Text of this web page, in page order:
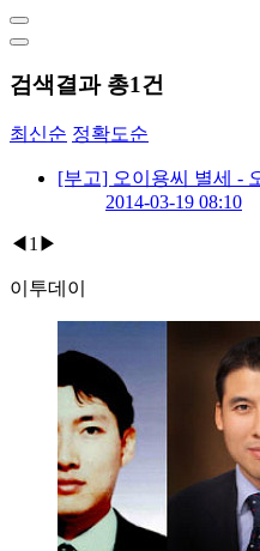
검색결과 총1건
최신순 정확도순
[부고] 오이용씨 별세 -
2014-03-19 08:10
◀ 1 ▶
이투데이